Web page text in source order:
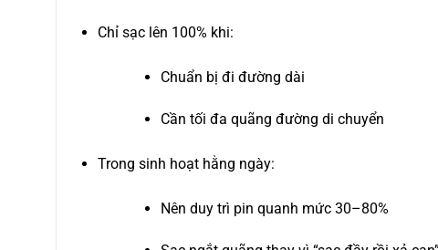
Chỉ sạc lên 100% khi:
Chuẩn bị đi đường dài
Cần tối đa quãng đường di chuyển
Trong sinh hoạt hằng ngày:
Nên duy trì pin quanh mức 30–80%